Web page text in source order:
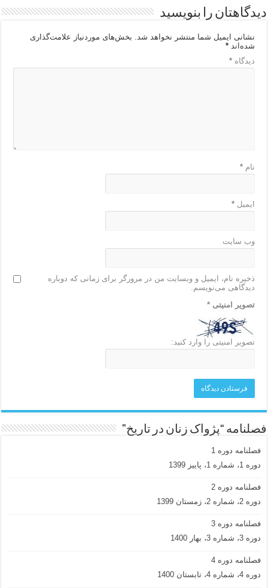
دیدگاهتان را بنویسید
نشانی ایمیل شما منتشر نخواهد شد.
بخش‌های موردنیاز علامت‌گذاری
شده‌اند*
دیدگاه*
نام*
ایمیل*
وب‌ سایت
ذخیره نام، ایمیل و وبسایت من در مرورگر برای زمانی که دوباره
دیدگاهی می‌نویسم.
تصویر امنیتی*
تصویر امنیتی را وارد کنید:
فصلنامه “پژواک زنان در تاریخ”
فصلنامه دوره 1
دوره 1، شماره 1، پاییز 1399
فصلنامه دوره 2
دوره 2، شماره 2، زمستان 1399
فصلنامه دوره 3
دوره 3، شماره 3، بهار 1400
فصلنامه دوره 4
دوره 4، شماره 4، تابستان 1400